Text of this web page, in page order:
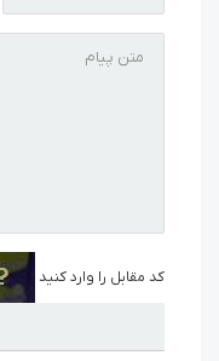
کد مقابل را وارد کنید